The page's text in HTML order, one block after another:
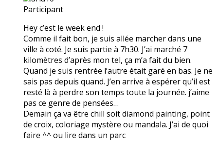
Participant
Hey c’est le week end !
Comme il fait bon, je suis allée marcher dans une
ville à coté. Je suis partie à 7h30. J’ai marché 7
kilomètres d’après mon tel, ça m’a fait du bien.
Quand je suis rentrée l’autre était garé en bas. Je ne
sais pas depuis quand. J’en arrive à espérer qu’il est
resté là à perdre son temps toute la journée. j’aime
pas ce genre de pensées…
Demain ça va être chill soit diamond painting, point
de croix, coloriage mystère ou mandala. J’ai de quoi
faire ^^ ou lire dans un parc